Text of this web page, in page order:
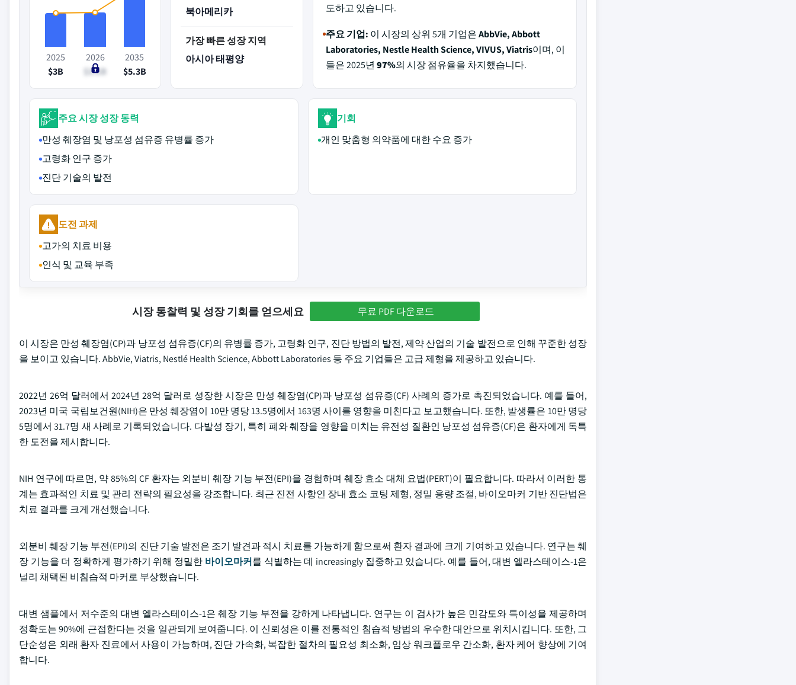
2025
$3B
2026
$3.1B
2035
$5.3B
북아메리카
가장 빠른 성장 지역
아시아 태평양
도하고 있습니다.
주요 기업: 이 시장의 상위 5개 기업은AbbVie, Abbott
Laboratories, Nestle Health Science, VIVUS, Viatris이며, 이
들은 2025년 97%의 시장 점유율을 차지했습니다.
주요 시장 성장 동력
만성 췌장염 및 낭포성 섬유증 유병률 증가
고령화 인구 증가
진단 기술의 발전
기회
개인 맞춤형 의약품에 대한 수요 증가
도전 과제
고가의 치료 비용
인식 및 교육 부족
시장 통찰력 및 성장 기회를 얻으세요 무료 PDF 다운로드
이 시장은 만성 췌장염(CP)과 낭포성 섬유증(CF)의 유병률 증가, 고령화 인구, 진단 방법의 발전, 제약 산업의 기술 발전으로 인해 꾸준한 성장
을 보이고 있습니다. AbbVie, Viatris, Nestlé Health Science, Abbott Laboratories 등 주요 기업들은 고급 제형을 제공하고 있습니다.
2022년 26억 달러에서 2024년 28억 달러로 성장한 시장은 만성 췌장염(CP)과 낭포성 섬유증(CF) 사례의 증가로 촉진되었습니다. 예를 들어,
2023년 미국 국립보건원(NIH)은 만성 췌장염이 10만 명당 13.5명에서 163명 사이를 영향을 미친다고 보고했습니다. 또한, 발생률은 10만 명당
5명에서 31.7명 새 사례로 기록되었습니다. 다발성 장기, 특히 폐와 췌장을 영향을 미치는 유전성 질환인 낭포성 섬유증(CF)은 환자에게 독특
한 도전을 제시합니다.
NIH 연구에 따르면, 약 85%의 CF 환자는 외분비 췌장 기능 부전(EPI)을 경험하며 췌장 효소 대체 요법(PERT)이 필요합니다. 따라서 이러한 통
계는 효과적인 치료 및 관리 전략의 필요성을 강조합니다. 최근 진전 사항인 장내 효소 코팅 제형, 정밀 용량 조절, 바이오마커 기반 진단법은
치료 결과를 크게 개선했습니다.
외분비 췌장 기능 부전(EPI)의 진단 기술 발전은 조기 발견과 적시 치료를 가능하게 함으로써 환자 결과에 크게 기여하고 있습니다. 연구는 췌
장 기능을 더 정확하게 평가하기 위해 정밀한 바이오마커를 식별하는 데 increasingly 집중하고 있습니다. 예를 들어, 대변 엘라스테이스-1은
널리 채택된 비침습적 마커로 부상했습니다.
대변 샘플에서 저수준의 대변 엘라스테이스-1은 췌장 기능 부전을 강하게 나타냅니다. 연구는 이 검사가 높은 민감도와 특이성을 제공하며
정확도는 90%에 근접한다는 것을 일관되게 보여줍니다. 이 신뢰성은 이를 전통적인 침습적 방법의 우수한 대안으로 위치시킵니다. 또한, 그
단순성은 외래 환자 진료에서 사용이 가능하며, 진단 가속화, 복잡한 절차의 필요성 최소화, 임상 워크플로우 간소화, 환자 케어 향상에 기여
합니다.